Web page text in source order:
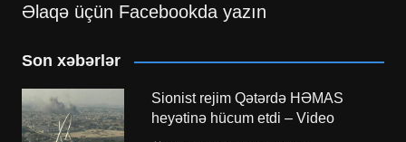
Əlaqə üçün Facebookda yazın
Son xəbərlər
Sionist rejim Qətərdə HƏMAS
heyətinə hücum etdi – Video